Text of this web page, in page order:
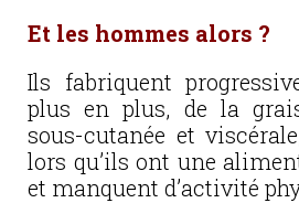
Et les hommes alors ?
Ils fabriquent
plus en plus, de la
sous-cutanée et
lors qu’ils ont une
et manquent d’activité